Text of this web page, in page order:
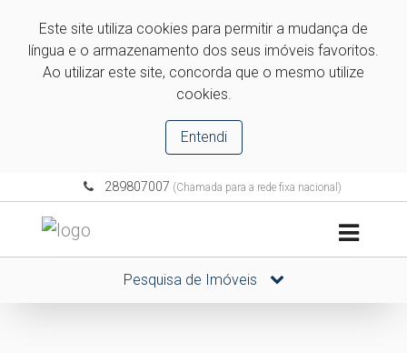
Este site utiliza cookies para permitir a mudança de
língua e o armazenamento dos seus imóveis favoritos.
Ao utilizar este site, concorda que o mesmo utilize
cookies.
Entendi
289807007 (Chamada para a rede fixa nacional)
Pesquisa de Imóveis